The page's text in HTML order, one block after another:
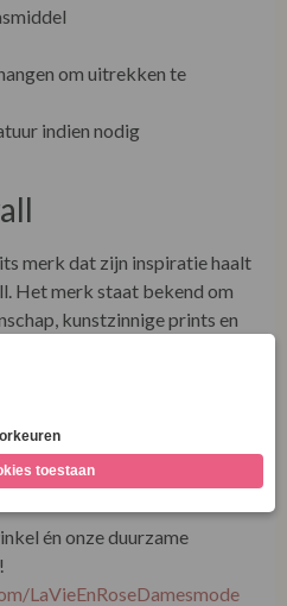
om uitrekken te
indien nodig
Het merk staat bekend om
kunstzinnige prints en
Duurzaamheid en
modern,
om lang plezier van te
én onze duurzame
LaVieEnRoseDamesmode